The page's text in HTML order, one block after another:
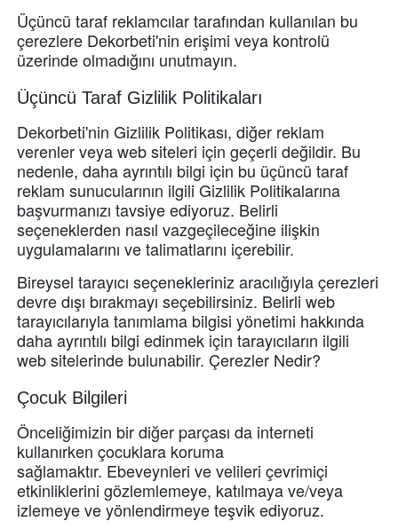
Üçüncü taraf reklamcılar tarafından kullanılan bu
çerezlere Dekorbeti'nin erişimi veya kontrolü
üzerinde olmadığını unutmayın.
Üçüncü Taraf Gizlilik Politikaları
Dekorbeti'nin Gizlilik Politikası, diğer reklam
verenler veya web siteleri için geçerli değildir. Bu
nedenle, daha ayrıntılı bilgi için bu üçüncü taraf
reklam sunucularının ilgili Gizlilik Politikalarına
başvurmanızı tavsiye ediyoruz. Belirli
seçeneklerden nasıl vazgeçileceğine ilişkin
uygulamalarını ve talimatlarını içerebilir.
Bireysel tarayıcı seçenekleriniz aracılığıyla çerezleri
devre dışı bırakmayı seçebilirsiniz. Belirli web
tarayıcılarıyla tanımlama bilgisi yönetimi hakkında
daha ayrıntılı bilgi edinmek için tarayıcıların ilgili
web sitelerinde bulunabilir. Çerezler Nedir?
Çocuk Bilgileri
Önceliğimizin bir diğer parçası da interneti
kullanırken çocuklara koruma
sağlamaktır. Ebeveynleri ve velileri çevrimiçi
etkinliklerini gözlemlemeye, katılmaya ve/veya
izlemeye ve yönlendirmeye teşvik ediyoruz.